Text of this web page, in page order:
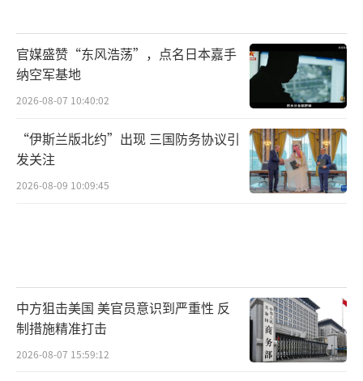
官媒盛赞“东风浩荡”，点名日本嘉手
纳空军基地
2026-08-07 10:40:02
“伊斯兰版北约”出现 三国防务协议引
发关注
2026-08-09 10:09:45
中方狙击美国 美官员意识到严重性 反
制措施精准打击
2026-08-07 15:59:12